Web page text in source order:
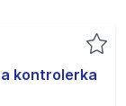
kontrolerka